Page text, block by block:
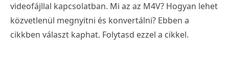
videofájllal kapcsolatban. Mi az az M4V? Hogyan lehet
közvetlenül megnyitni és konvertálni? Ebben a
cikkben választ kaphat. Folytasd ezzel a cikkel.